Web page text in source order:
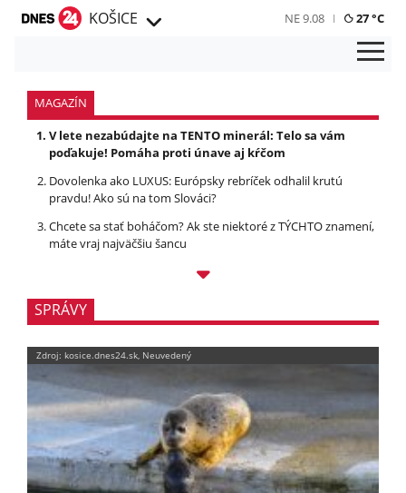
KOŠICE NE 9.08 27 °C
MAGAZÍN
V lete nezabúdajte na TENTO minerál: Telo sa vám
poďakuje! Pomáha proti únave aj kŕčom
Dovolenka ako LUXUS: Európsky rebríček odhalil krutú
pravdu! Ako sú na tom Slováci?
Chcete sa stať boháčom? Ak ste niektoré z TÝCHTO znamení,
máte vraj najväčšiu šancu
SPRÁVY
Zdroj: kosice.dnes24.sk, Neuvedený